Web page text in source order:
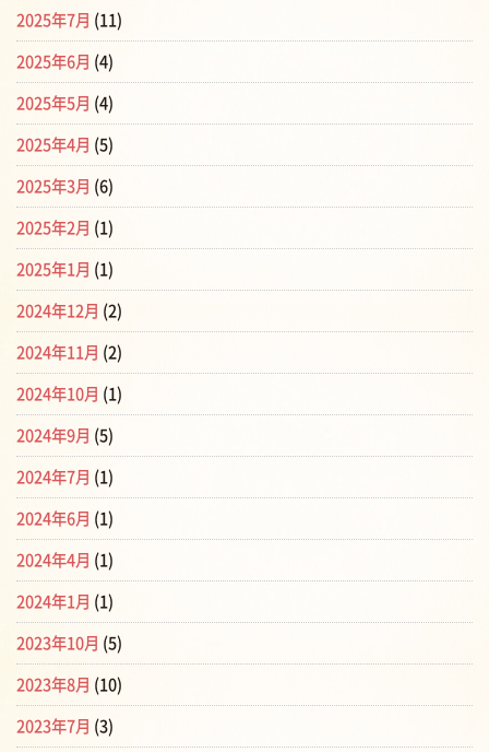
2025年7月 (11)
2025年6月 (4)
2025年5月 (4)
2025年4月 (5)
2025年3月 (6)
2025年2月 (1)
2025年1月 (1)
2024年12月 (2)
2024年11月 (2)
2024年10月 (1)
2024年9月 (5)
2024年7月 (1)
2024年6月 (1)
2024年4月 (1)
2024年1月 (1)
2023年10月 (5)
2023年8月 (10)
2023年7月 (3)